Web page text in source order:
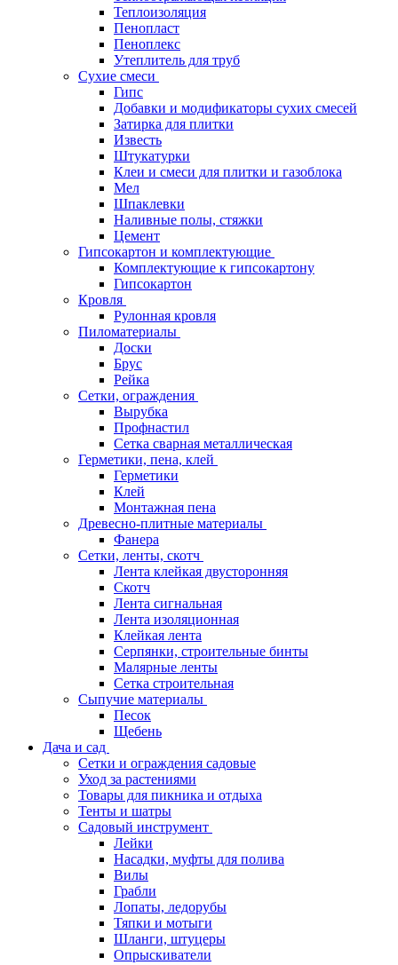
Теплоизоляция
Пенопласт
Пеноплекс
Утеплитель для труб
Сухие смеси
Гипс
Добавки и модификаторы сухих смесей
Затирка для плитки
Известь
Штукатурки
Клеи и смеси для плитки и газоблока
Мел
Шпаклевки
Наливные полы, стяжки
Цемент
Гипсокартон и комплектующие
Комплектующие к гипсокартону
Гипсокартон
Кровля
Рулонная кровля
Пиломатериалы
Доски
Брус
Рейка
Сетки, ограждения
Вырубка
Профнастил
Сетка сварная металлическая
Герметики, пена, клей
Герметики
Клей
Монтажная пена
Древесно-плитные материалы
Фанера
Сетки, ленты, скотч
Лента клейкая двусторонняя
Скотч
Лента сигнальная
Лента изоляционная
Клейкая лента
Серпянки, строительные бинты
Малярные ленты
Сетка строительная
Сыпучие материалы
Песок
Щебень
Дача и сад
Сетки и ограждения садовые
Уход за растениями
Товары для пикника и отдыха
Тенты и шатры
Садовый инструмент
Лейки
Насадки, муфты для полива
Вилы
Грабли
Лопаты, ледорубы
Тяпки и мотыги
Шланги, штуцеры
Опрыскиватели